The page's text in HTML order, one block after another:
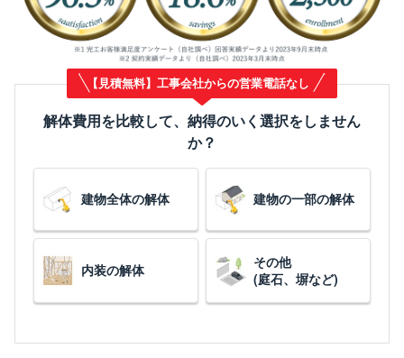
【見積無料】工事会社からの営業電話なし
解体費用を比較して、納得のいく選択をしません
か？
建物全体の解体 建物の一部の解体
内装の解体
その他
(庭石、塀など)